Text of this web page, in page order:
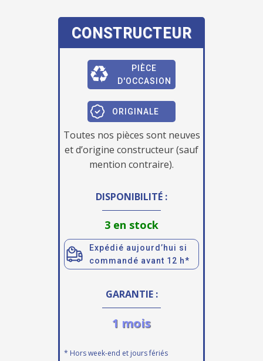
CONSTRUCTEUR
PIÈCE
D'OCCASION
ORIGINALE
Toutes nos pièces sont neuves
et d’origine constructeur (sauf
mention contraire).
DISPONIBILITÉ :
3 en stock
Expédié aujourd’hui si
commandé avant 12 h*
GARANTIE :
1 mois
* Hors week-end et jours fériés